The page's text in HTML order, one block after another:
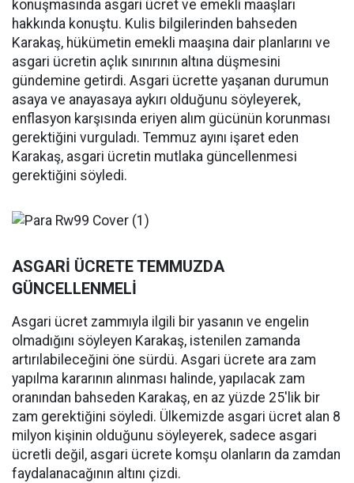
konuşmasında asgari ücret ve emekli maaşları
hakkında konuştu. Kulis bilgilerinden bahseden
Karakaş, hükümetin emekli maaşına dair planlarını ve
asgari ücretin açlık sınırının altına düşmesini
gündemine getirdi. Asgari ücrette yaşanan durumun
asaya ve anayasaya aykırı olduğunu söyleyerek,
enflasyon karşısında eriyen alım gücünün korunması
gerektiğini vurguladı. Temmuz ayını işaret eden
Karakaş, asgari ücretin mutlaka güncellenmesi
gerektiğini söyledi.
ASGARİ ÜCRETE TEMMUZDA
GÜNCELLENMELİ
Asgari ücret zammıyla ilgili bir yasanın ve engelin
olmadığını söyleyen Karakaş, istenilen zamanda
artırılabileceğini öne sürdü. Asgari ücrete ara zam
yapılma kararının alınması halinde, yapılacak zam
oranından bahseden Karakaş, en az yüzde 25'lik bir
zam gerektiğini söyledi. Ülkemizde asgari ücret alan 8
milyon kişinin olduğunu söyleyerek, sadece asgari
ücretli değil, asgari ücrete komşu olanların da zamdan
faydalanacağının altını çizdi.